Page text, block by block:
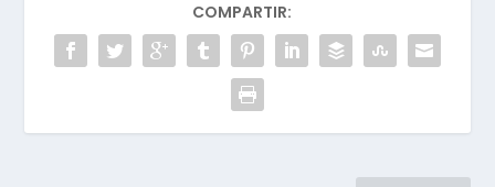
COMPARTIR: